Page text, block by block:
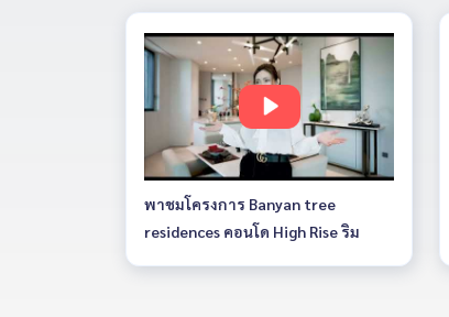
พาชมโครงการ Banyan tree
residences คอนโด High Rise ริม